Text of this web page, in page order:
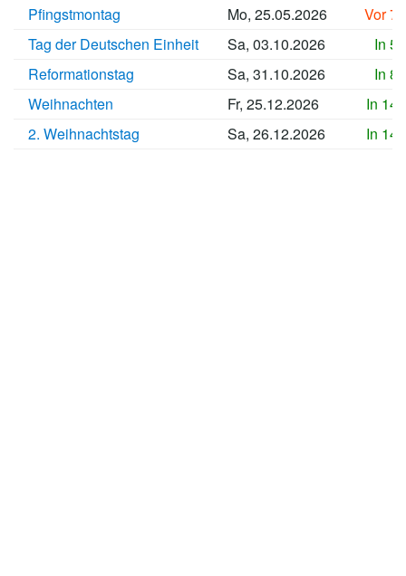
Pfingstmontag
Mo, 25.05.2026
Vor
Tag der Deutschen Einheit
Sa, 03.10.2026
In
Reformationstag
Sa, 31.10.2026
In
Weihnachten
Fr, 25.12.2026
In
2. Weihnachtstag
Sa, 26.12.2026 In